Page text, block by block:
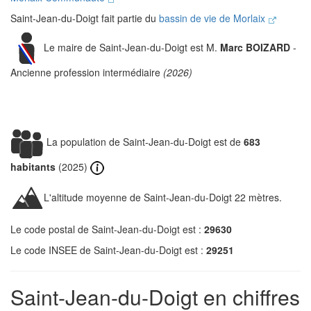
Saint-Jean-du-Doigt fait partie du bassin de vie de Morlaix
Le maire de Saint-Jean-du-Doigt est M. Marc BOIZARD -
Ancienne profession intermédiaire (2026)
La population de Saint-Jean-du-Doigt est de 683
habitants (2025)
L'altitude moyenne de Saint-Jean-du-Doigt 22 mètres.
Le code postal de Saint-Jean-du-Doigt est : 29630
Le code INSEE de Saint-Jean-du-Doigt est : 29251
Saint-Jean-du-Doigt en chiffres